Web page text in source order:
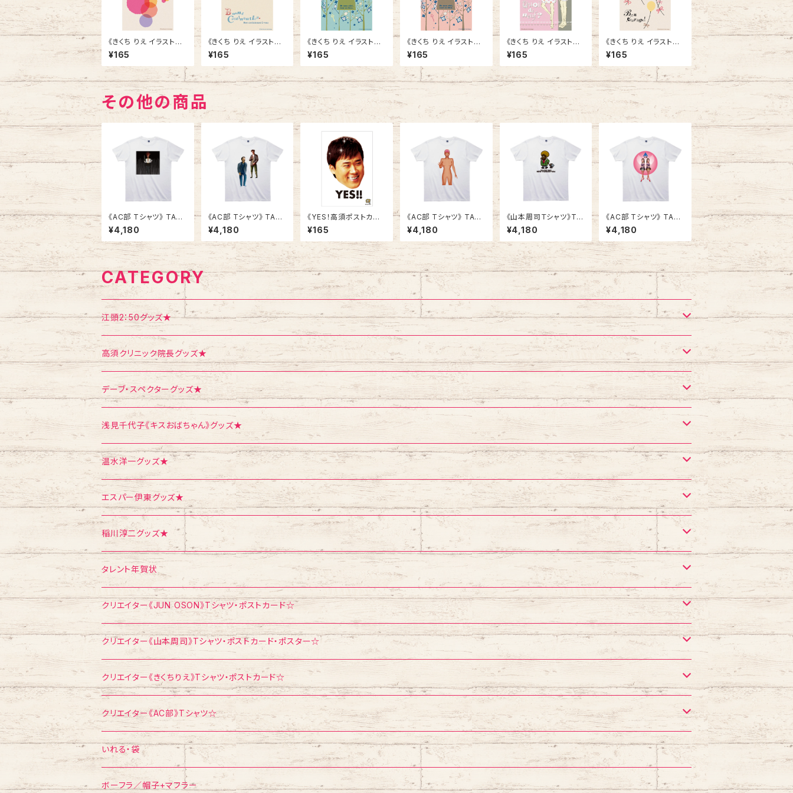
《きくち りえ イラストポ
ストカード》CK-1／ ツ
バメ
¥165
《きくち りえ イラストポ
ストカード》CK-2／
ハト
¥165
《きくち りえ イラストポ
ストカード》CK-3／
かぎ穴1
¥165
《きくち りえ イラストポ
ストカード》CK-4／
かぎ穴1
¥165
《きくち りえ イラストポ
ストカード》CK-5／
女の子2人
¥165
《きくち りえ イラストポ
ストカード》CK-6／
風船
¥165
その他の商品
《AC部 Tシャツ》 TAC-
34
¥4,180
《AC部 Tシャツ》 TAC-
08
¥4,180
《YES！高須ポストカー
ド》CT-2／ ジュニアY
ES!
¥165
《AC部 Tシャツ》 TAC-
01
¥4,180
《山本周司Ｔシャツ》TY
054／ DELIVERY M
AN
¥4,180
《AC部 Tシャツ》 TAC-
23
¥4,180
CATEGORY
江頭2：50グッズ★
Tシャツ
エコバッグ
ポストカード
ポスター
クリスマス
お面
飛び出すカード
メモ帳
高須クリニック院長グッズ★
Tシャツ
ポストカード
シール
メモ帳
CD
デーブ・スペクターグッズ★
ポストカード
浅見千代子《キスおばちゃん》グッズ★
Tシャツ
ポストカード
温水洋一グッズ★
ポスター
ポストカード
エスパー伊東グッズ★
Tシャツ
ポストカード
メモ帳
稲川淳二グッズ★
Tシャツ
ポストカード
タレント年賀状
江頭2：50
稲川淳二
浅見千代子
エスパー伊東
クリエイター《JUN OSON》Tシャツ・ポストカード☆
Tシャツ
ポストカード
クリエイター《山本周司》Tシャツ・ポストカード・ポスター☆
Tシャツ
ポストカード
ポスター
クリエイター《きくちりえ》Tシャツ・ポストカード☆
Tシャツ
ポストカード
クリエイター《AC部》Tシャツ☆
Tシャツ
いれる・袋
ボーフラ／帽子+マフラー